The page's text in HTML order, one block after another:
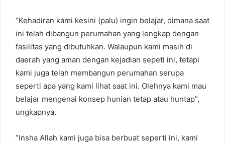
“Kehadiran kami kesini (palu) ingin belajar, dimana saat
ini telah dibangun perumahan yang lengkap dengan
fasilitas yang dibutuhkan. Walaupun kami masih di
daerah yang aman dengan kejadian sepeti ini, tetapi
kami juga telah membangun perumahan serupa
seperti apa yang kami lihat saat ini. Olehnya kami mau
belajar mengenai konsep hunian tetap atau huntap”,
ungkapnya.
”Insha Allah kami juga bisa berbuat seperti ini, kami